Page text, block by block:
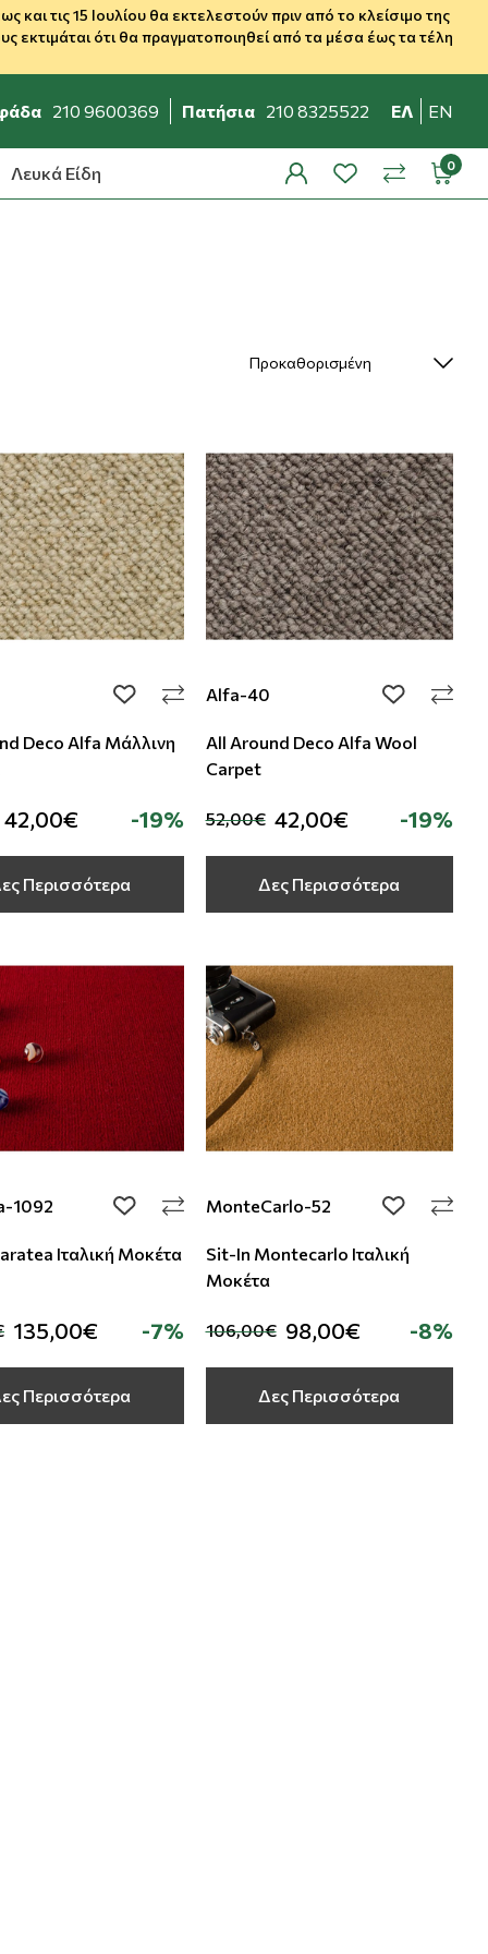
τις 15 Ιουλίου θα εκτελεστούν πριν από το κλείσιμο της
εκτιμάται ότι θα πραγματοποιηθεί από τα μέσα έως τα τέλη
210 9600369 Πατήσια 210 8325522 ΕΛ EN
Λευκά Είδη profilewishlistcompare
add to wishlist
Deco Alfa Μάλλινη
42,00€ -19%
Περισσότερα
Alfa-40 add to
All Around Deco Alfa Wool
Carpet
52,00€ 42,00€ -19%
Δες Περισσότερα
1092 add to wishlist
Ιταλική Μοκέτα
135,00€ -7%
Περισσότερα
MonteCarlo-52 add to
Sit-In Montecarlo Ιταλική
Μοκέτα
106,00€ 98,00€ -8%
Δες Περισσότερα